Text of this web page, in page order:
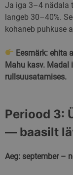
Ja iga 3–4 nädala
langeb 30–40%.
kohaneb puhkuse
Eesmärk: ehita
Mahu kasv. Madal
rullsuusatamises.
Periood 3:
— baasilt
Aeg: september –